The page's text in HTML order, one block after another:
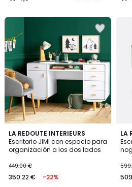
LA REDOUTE INTERIEURS
Escritorio JIMI con espacio para
organización a los dos lados
449.00 €
350.22 € -22%
4,1
/ 5
LA
/ 5
2